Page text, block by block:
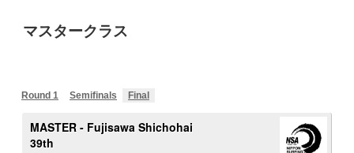
マスタークラス
Round 1 Semifinals Final